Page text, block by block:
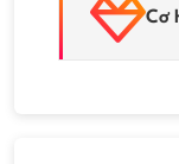
Cơ